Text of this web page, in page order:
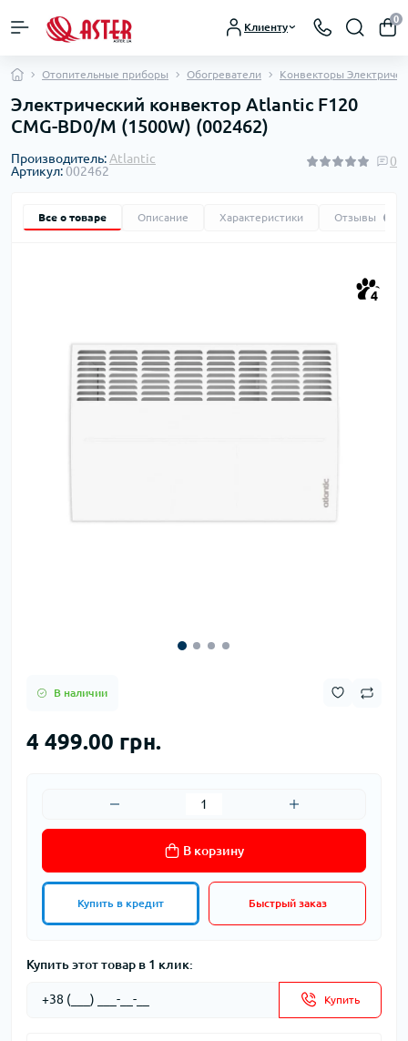
Клиенту
0
Отопительные приборы Обогреватели Конвекторы
Электрический конвектор Atlantic F120
CMG-BD0/M (1500W) (002462)
Производитель: Atlantic
Артикул:002462
0
Все о товаре Описание Характеристики Отзывы
4
В наличии
4 499.00 грн.
В корзину
Купить в кредит Быстрый заказ
Купить этот товар в 1 клик:
Купить